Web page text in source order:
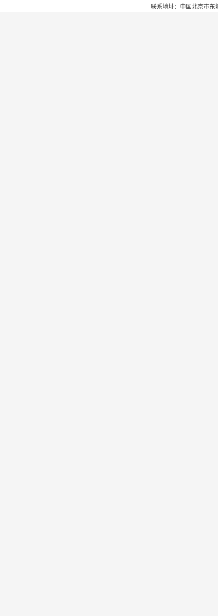
联系地址：中国北京市东